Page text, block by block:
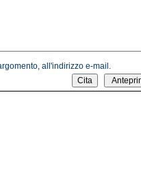
all'indirizzo e-mail.